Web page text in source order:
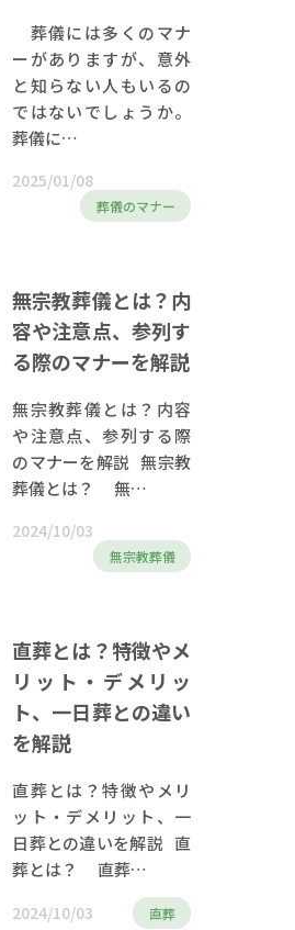
葬儀には多くのマナ
ーがありますが、意外
と知らない人もいるの
ではないでしょうか。
葬儀に…
2025/01/08
葬儀のマナー
無宗教葬儀とは？内
容や注意点、参列す
る際のマナーを解説
無宗教葬儀とは？内容
や注意点、参列する際
のマナーを解説 無宗教
葬儀とは？ 無…
2024/10/03
無宗教葬儀
直葬とは？特徴やメ
リット・デメリッ
ト、一日葬との違い
を解説
直葬とは？特徴やメリ
ット・デメリット、一
日葬との違いを解説 直
葬とは？ 直葬…
2024/10/03 直葬